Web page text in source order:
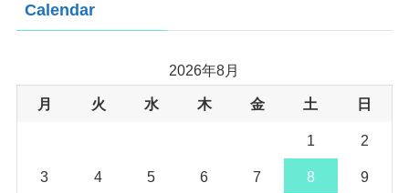
Calendar
2026年8月
月 火 水 木 金 土 日
1 2
3 4 5 6 7 8 9